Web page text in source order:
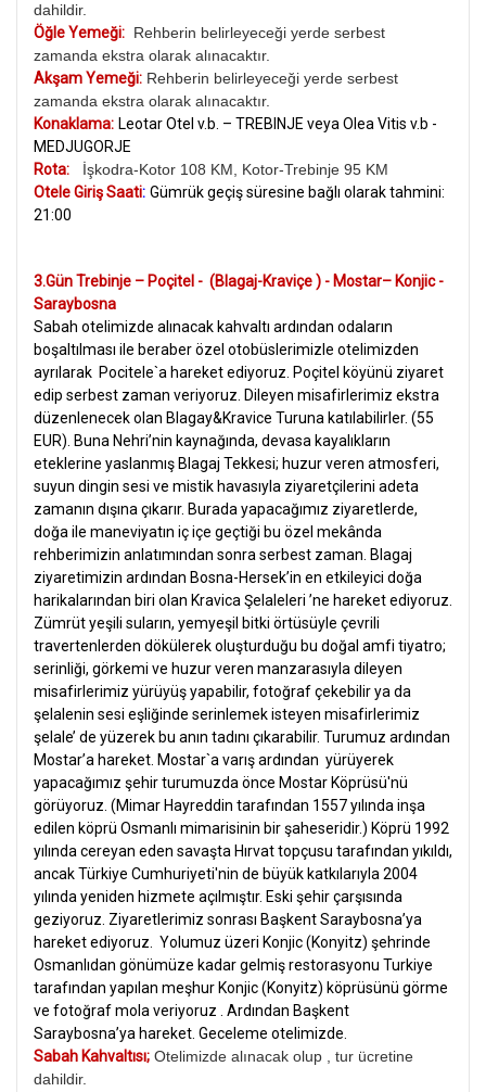
dahildir.
Öğle Yemeği: Rehberin belirleyeceği yerde serbest
zamanda ekstra olarak alınacaktır.
Akşam Yemeği: Rehberin belirleyeceği yerde serbest
zamanda ekstra olarak alınacaktır.
Konaklama: Leotar Otel v.b. – TREBINJE veya Olea Vitis v.b -
MEDJUGORJE
Rota:
İşkodra-Kotor 108 KM, Kotor-Trebinje 95 KM
Otele Giriş Saati: Gümrük geçiş süresine bağlı olarak tahmini:
21:00
3.Gün Trebinje – Poçitel - (Blagaj-Kraviçe ) - Mostar– Konjic -
Saraybosna
Sabah otelimizde alınacak kahvaltı ardından odaların
boşaltılması ile beraber özel otobüslerimizle otelimizden
ayrılarak Pocitele`a hareket ediyoruz. Poçitel köyünü ziyaret
edip serbest zaman veriyoruz. Dileyen misafirlerimiz ekstra
düzenlenecek olan Blagay&Kravice Turuna katılabilirler. (55
EUR). Buna Nehri’nin kaynağında, devasa kayalıkların
eteklerine yaslanmış Blagaj Tekkesi; huzur veren atmosferi,
suyun dingin sesi ve mistik havasıyla ziyaretçilerini adeta
zamanın dışına çıkarır. Burada yapacağımız ziyaretlerde,
doğa ile maneviyatın iç içe geçtiği bu özel mekânda
rehberimizin anlatımından sonra serbest zaman. Blagaj
ziyaretimizin ardından Bosna-Hersek’in en etkileyici doğa
harikalarından biri olan Kravica Şelaleleri ’ne hareket ediyoruz.
Zümrüt yeşili suların, yemyeşil bitki örtüsüyle çevrili
travertenlerden dökülerek oluşturduğu bu doğal amfi tiyatro;
serinliği, görkemi ve huzur veren manzarasıyla dileyen
misafirlerimiz yürüyüş yapabilir, fotoğraf çekebilir ya da
şelalenin sesi eşliğinde serinlemek isteyen misafirlerimiz
şelale’ de yüzerek bu anın tadını çıkarabilir. Turumuz ardından
Mostar’a hareket. Mostar`a varış ardından yürüyerek
yapacağımız şehir turumuzda önce Mostar Köprüsü'nü
görüyoruz. (Mimar Hayreddin tarafından 1557 yılında inşa
edilen köprü Osmanlı mimarisinin bir şaheseridir.) Köprü 1992
yılında cereyan eden savaşta Hırvat topçusu tarafından yıkıldı,
ancak Türkiye Cumhuriyeti'nin de büyük katkılarıyla 2004
yılında yeniden hizmete açılmıştır. Eski şehir çarşısında
geziyoruz. Ziyaretlerimiz sonrası Başkent Saraybosna’ya
hareket ediyoruz. Yolumuz üzeri Konjic (Konyitz) şehrinde
Osmanlıdan gönümüze kadar gelmiş restorasyonu Turkiye
tarafından yapılan meşhur Konjic (Konyitz) köprüsünü görme
ve fotoğraf mola veriyoruz . Ardından Başkent
Saraybosna’ya hareket. Geceleme otelimizde.
Sabah Kahvaltısı; Otelimizde alınacak olup , tur ücretine
dahildir.